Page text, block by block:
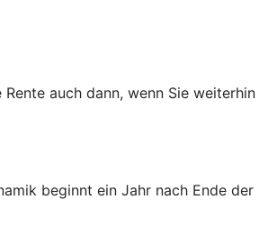
auch dann, wenn Sie weiterhin
beginnt ein Jahr nach Ende der